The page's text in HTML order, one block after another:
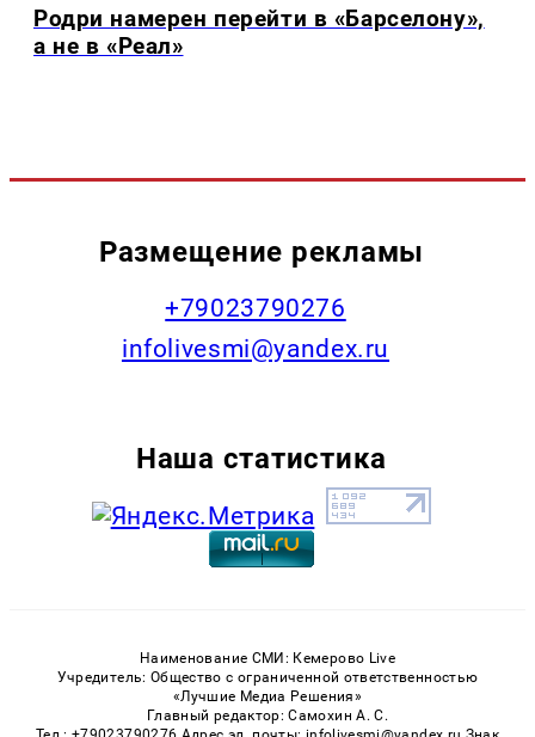
Родри намерен перейти в «Барселону»,
а не в «Реал»
Размещение рекламы
+79023790276
infolivesmi@yandex.ru
Наша статистика
Наименование СМИ: Кемерово Live
Учредитель: Общество с ограниченной ответственностью
«Лучшие Медиа Решения»
Главный редактор: Самохин А. С.